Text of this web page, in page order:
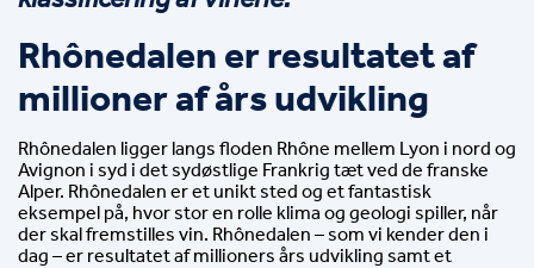
Rhônedalen er resultatet af
millioner af års udvikling
Rhônedalen ligger langs floden Rhône mellem Lyon i nord og
Avignon i syd i det sydøstlige Frankrig tæt ved de franske
Alper. Rhônedalen er et unikt sted og et fantastisk
eksempel på, hvor stor en rolle klima og geologi spiller, når
der skal fremstilles vin. Rhônedalen – som vi kender den i
dag – er resultatet af millioners års udvikling samt et